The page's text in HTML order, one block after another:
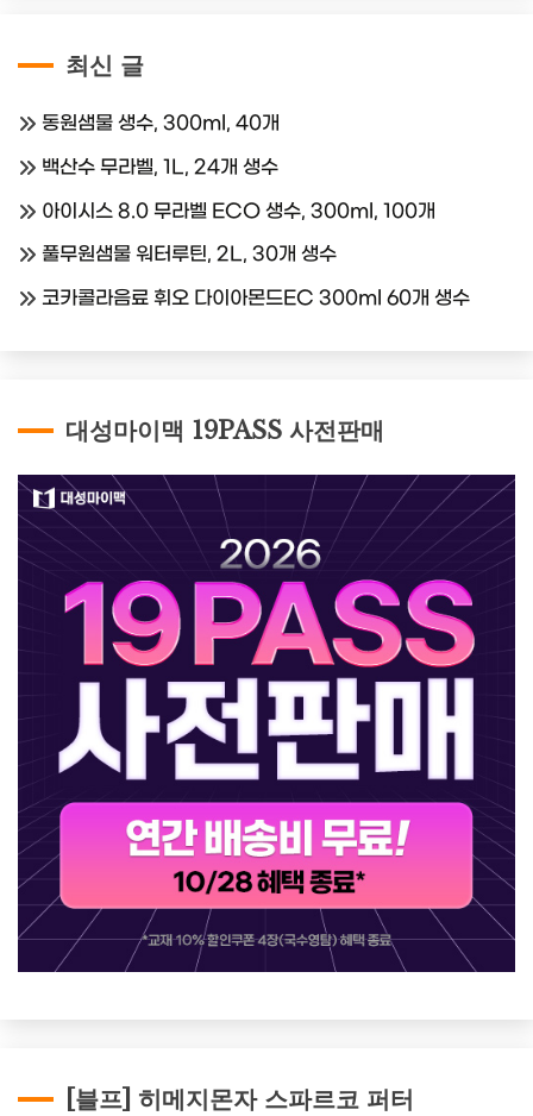
최신 글
동원샘물 생수, 300ml, 40개
백산수 무라벨, 1L, 24개 생수
아이시스 8.0 무라벨 ECO 생수, 300ml, 100개
풀무원샘물 워터루틴, 2L, 30개 생수
코카콜라음료 휘오 다이아몬드EC 300ml 60개 생수
대성마이맥 19PASS 사전판매
[블프] 히메지몬자 스파르코 퍼터